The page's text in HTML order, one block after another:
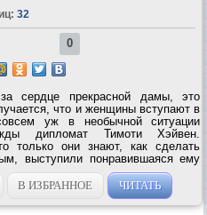
32
0
сердце прекрасной дамы, это
что и женщины вступают в
уж в необычной ситуации
дипломат Тимоти Хэйвен.
только они знают, как сделать
выступили понравившаяся ему
мать. Вряд ли когда-либо Тимоти
ему...
В ИЗБРАННОЕ ЧИТАТЬ